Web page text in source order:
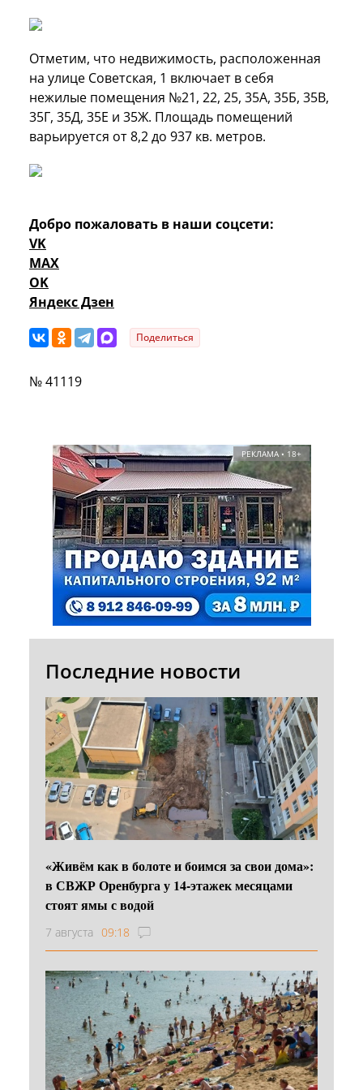
Отметим, что недвижимость, расположенная
на улице Советская, 1 включает в себя
нежилые помещения №21, 22, 25, 35А, 35Б, 35В,
35Г, 35Д, 35Е и 35Ж. Площадь помещений
варьируется от 8,2 до 937 кв. метров.
Добро пожаловать в наши соцсети:
VK
MAX
OK
Яндекс Дзен
Поделиться
№ 41119
РЕКЛАМА • 18+
Последние новости
«Живём как в болоте и боимся за свои дома»:
в СВЖР Оренбурга у 14-этажек месяцами
стоят ямы с водой
7 августа 09:18